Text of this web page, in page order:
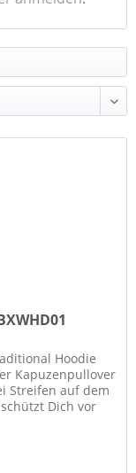
Hoodie
Kapuzenpullover
Streifen auf dem
Dich vor